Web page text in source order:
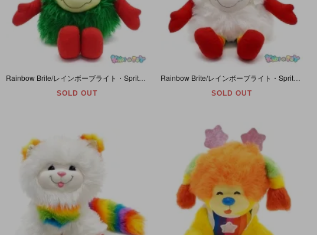
Rainbow Brite/レインボーブライト・Sprites/スプライト・Lucky/ラッキー・グリーン・ぬいぐるみ・Mattel・1983年
SOLD OUT
Rainbow Brite/レインボーブライト・Sprites/スプライト・Twink/トゥインク・ホワイト・ぬいぐるみ・Mattel・1983年
SOLD OUT